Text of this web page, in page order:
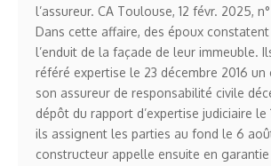
l’assureur. CA Toulouse, 12 févr. 2025,
Dans cette affaire, des époux
l’enduit de la façade de leur immeuble.
référé expertise le 23 décembre 2016
son assureur de responsabilité civile
dépôt du rapport d’expertise judiciaire le
ils assignent les parties au fond le 6
constructeur appelle ensuite en